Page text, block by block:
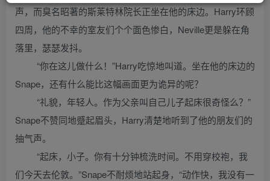
声，而臭名昭著的斯莱特林院长正坐在他的床边。Harry环顾
四周，他的不幸的室友们个个面色惨白，Neville更是躲在角
落里，瑟瑟发抖。
“你在这儿做什么！”Harry吃惊地叫道。坐在他的床边的
Snape，还有什么能比这幅画面更为诡异的呢？
“礼貌，年轻人。作为父亲叫自己儿子起床很奇怪么？”
Snape不赞同地蹙起眉头，Harry清楚地听到了他的朋友们的
抽气声。
“起床，小子。你有十分钟梳洗时间。不用穿校袍，我
们今天去伦敦。”Snape不耐烦地站起身，“动作快，我没有一